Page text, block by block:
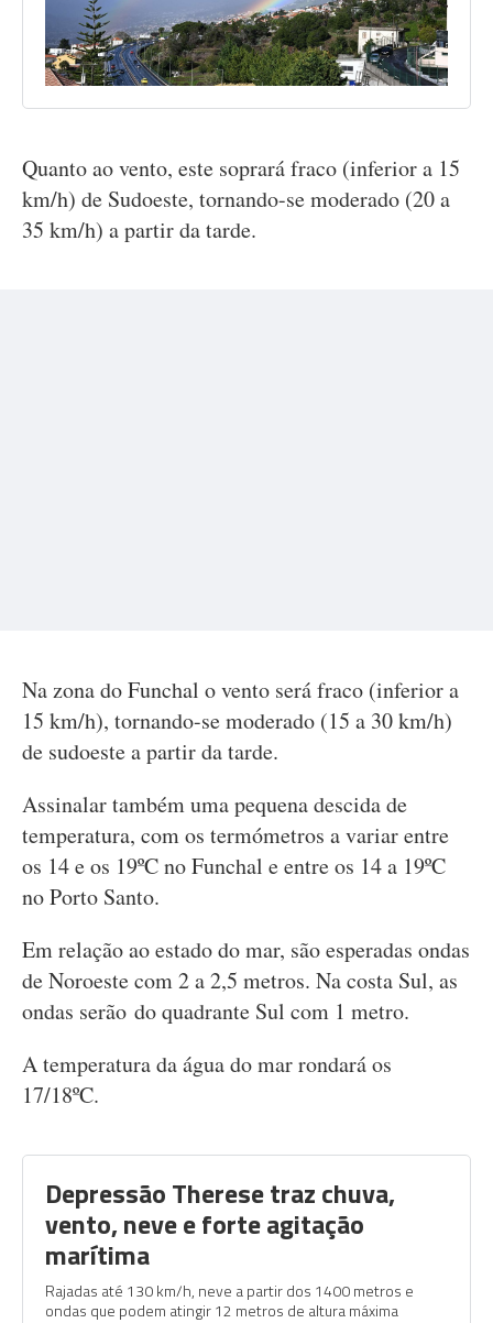
Quanto ao vento, este soprará fraco (inferior a 15
km/h) de Sudoeste, tornando-se moderado (20 a
35 km/h) a partir da tarde.
Na zona do Funchal o vento será fraco (inferior a
15 km/h), tornando-se moderado (15 a 30 km/h)
de sudoeste a partir da tarde.
Assinalar também uma pequena descida de
temperatura, com os termómetros a variar entre
os 14 e os 19ºC no Funchal e entre os 14 a 19ºC
no Porto Santo.
Em relação ao estado do mar, são esperadas ondas
de Noroeste com 2 a 2,5 metros. Na costa Sul, as
ondas serão do quadrante Sul com 1 metro.
A temperatura da água do mar rondará os
17/18ºC.
Depressão Therese traz chuva,
vento, neve e forte agitação
marítima
Rajadas até 130 km/h, neve a partir dos 1400 metros e
ondas que podem atingir 12 metros de altura máxima